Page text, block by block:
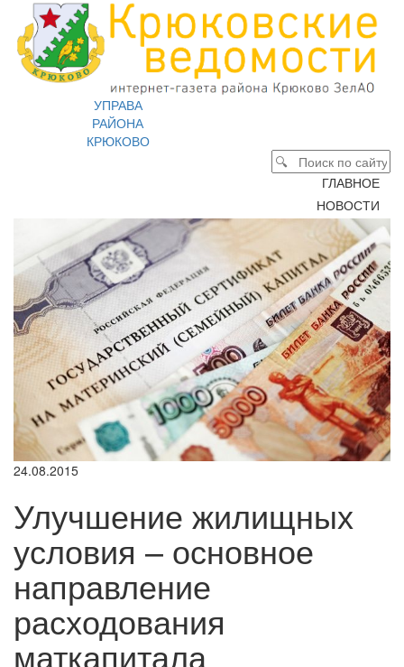
УПРАВА
РАЙОНА
КРЮКОВО
ГЛАВНОЕ
НОВОСТИ
24.08.2015
Улучшение жилищных
условия – основное
направление
расходования
маткапитала